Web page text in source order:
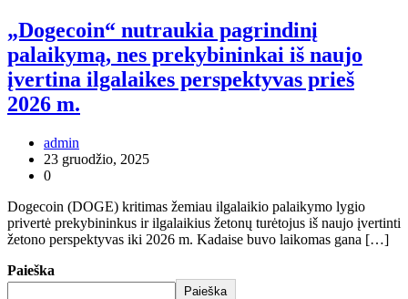
„Dogecoin“ nutraukia pagrindinį
palaikymą, nes prekybininkai iš naujo
įvertina ilgalaikes perspektyvas prieš
2026 m.
admin
23 gruodžio, 2025
0
Dogecoin (DOGE) kritimas žemiau ilgalaikio palaikymo lygio
privertė prekybininkus ir ilgalaikius žetonų turėtojus iš naujo įvertinti
žetono perspektyvas iki 2026 m. Kadaise buvo laikomas gana […]
Paieška
Paieška